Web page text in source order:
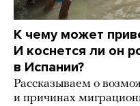
К чему может
И коснется ли он
в Испании?
Рассказываем о
и причинах